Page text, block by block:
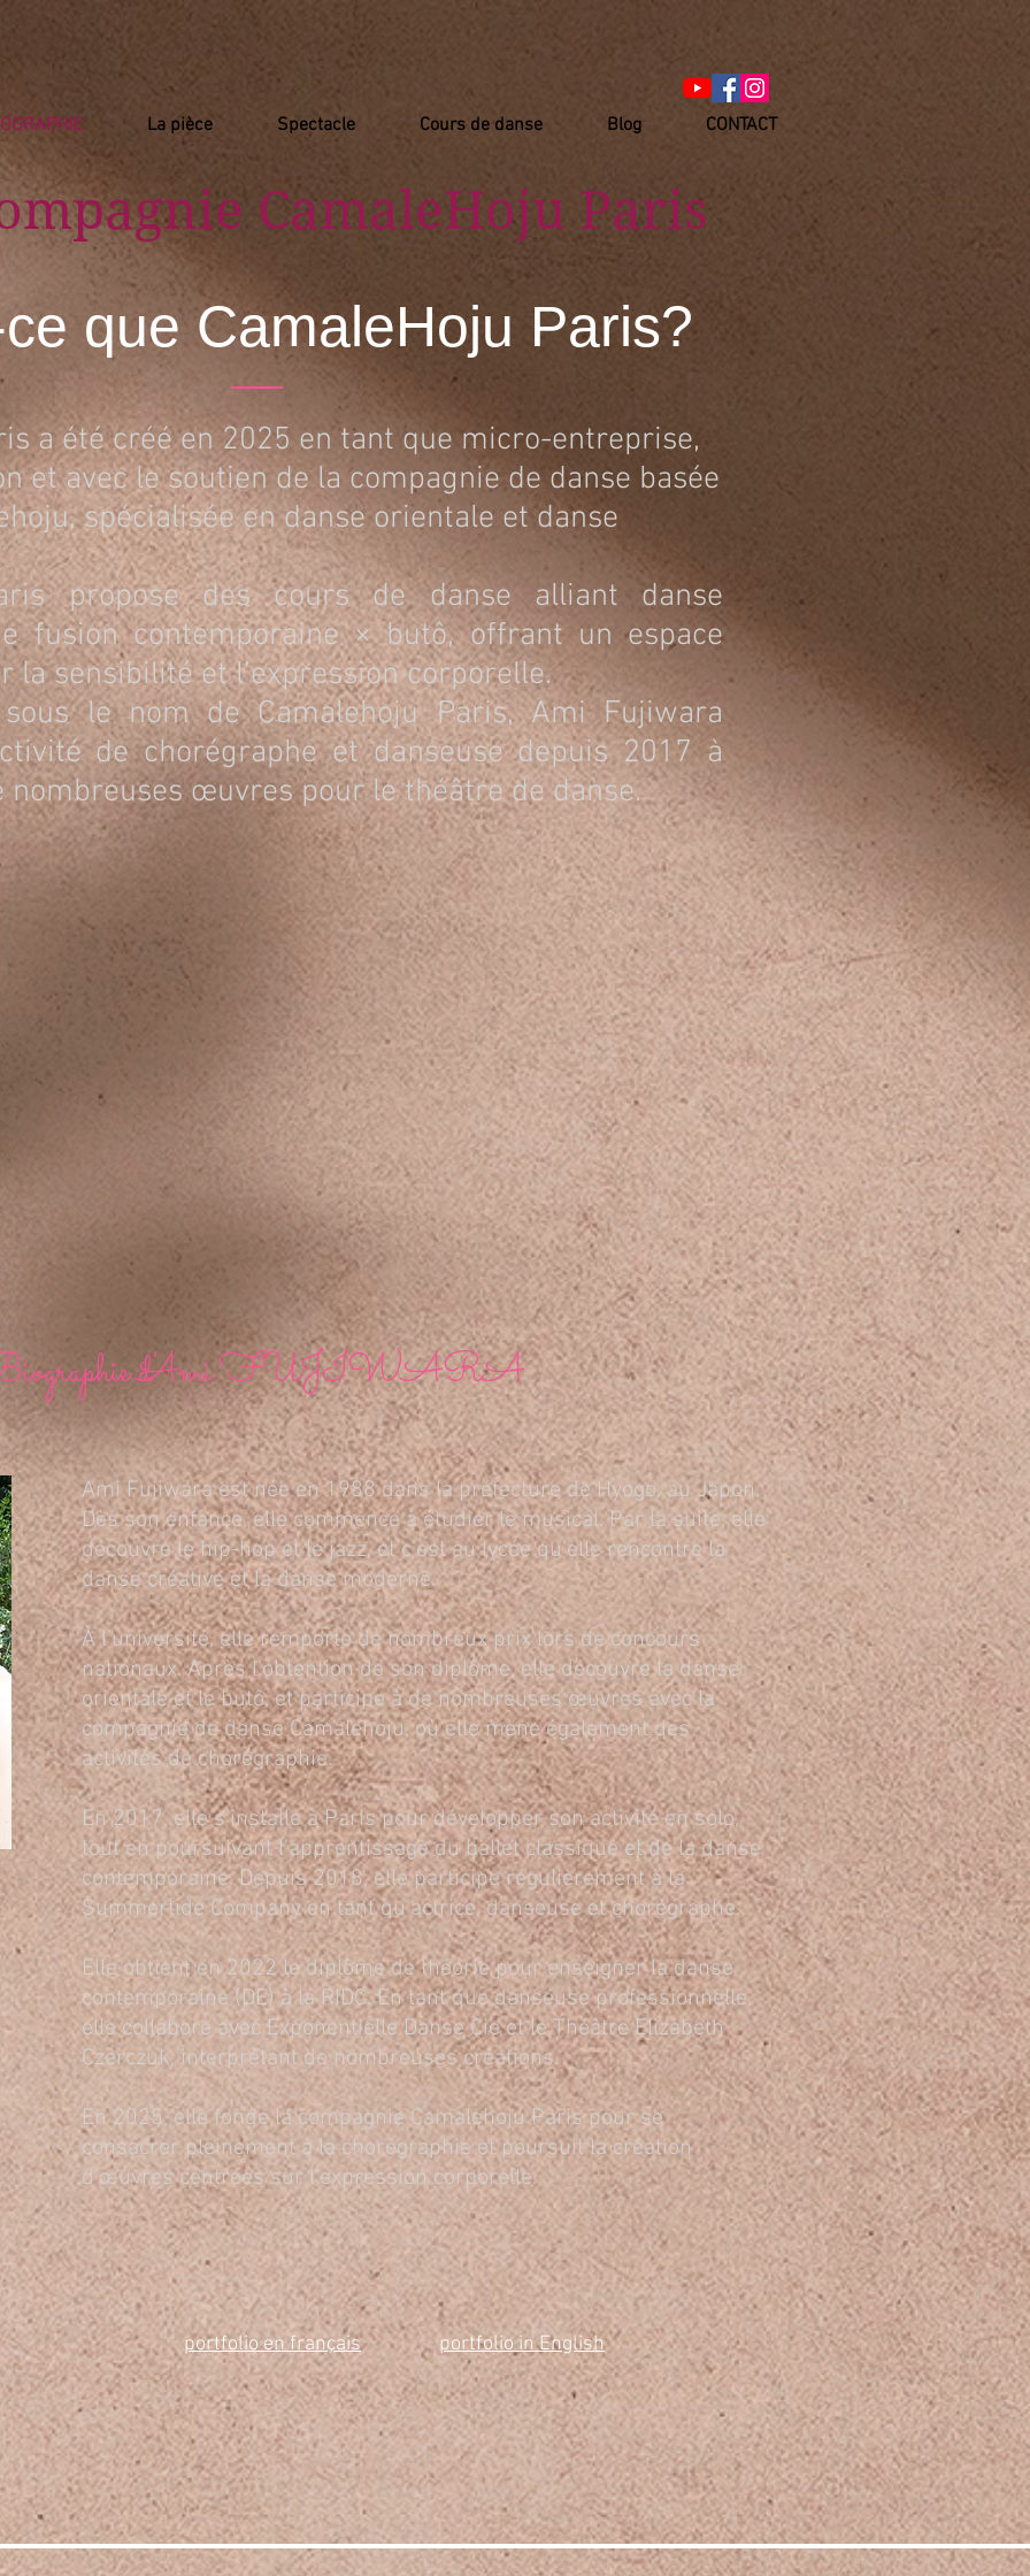
La pièce Spectacle Cours de danse Blog CONTACT
​ CamaleHoju Paris
que CamaleHoju Paris?
a été créé en 2025 en tant que micro-entreprise,
et avec le soutien de la compagnie de danse basée
spécialisée en danse orientale et danse
propose des cours de danse alliant danse
fusion contemporaine × butô, offrant un espace
la sensibilité et l’expression corporelle.
sous le nom de Camalehoju Paris, Ami Fujiwara
de chorégraphe et danseuse depuis 2017 à
nombreuses œuvres pour le théâtre de danse.
d'Ami FUJIWARA
Ami Fujiwara est née en 1988 dans la préfecture de Hyogo, au Japon.
Dès son enfance, elle commence à étudier le musical. Par la suite, elle
découvre le hip-hop et le jazz, et c’est au lycée qu’elle rencontre la
danse créative et la danse moderne.
À l’université, elle remporte de nombreux prix lors de concours
nationaux. Après l’obtention de son diplôme, elle découvre la danse
orientale et le butô, et participe à de nombreuses œuvres avec la
compagnie de danse Camalehoju, où elle mène également des
activités de chorégraphie.
En 2017, elle s’installe à Paris pour développer son activité en solo,
tout en poursuivant l’apprentissage du ballet classique et de la danse
contemporaine. Depuis 2018, elle participe régulièrement à la
Summertide Company en tant qu’actrice, danseuse et chorégraphe.
Elle obtient en 2022 le diplôme de théorie pour enseigner la danse
contemporaine (DE) à la RIDC. En tant que danseuse professionnelle,
elle collabore avec Exponentielle Danse Cie et le Théâtre Elizabeth
Czerczuk, interprétant de nombreuses créations.
En 2025, elle fonde la compagnie Camalehoju Paris pour se
consacrer pleinement à la chorégraphie et poursuit la création
d’œuvres centrées sur l’expression corporelle.
portfolio en français portfolio in English